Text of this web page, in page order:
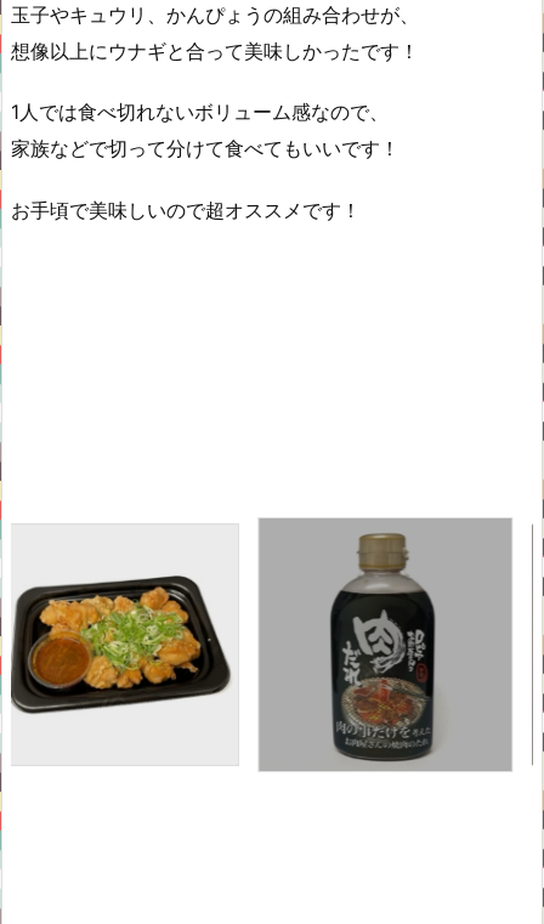
玉子やキュウリ、かんぴょうの組み合わせが、
想像以上にウナギと合って美味しかったです！
1人では食べ切れないボリューム感なので、
家族などで切って分けて食べてもいいです！
お手頃で美味しいので超オススメです！